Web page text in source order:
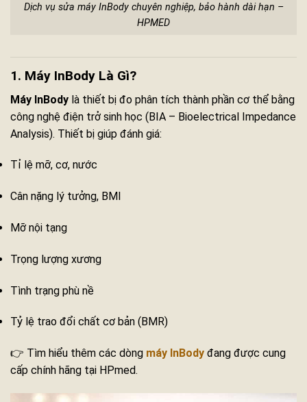
Dịch vụ sửa máy InBody chuyên nghiệp, bảo hành dài hạn –
HPMED
1. Máy InBody Là Gì?
Máy InBody là thiết bị đo phân tích thành phần cơ thể bằng
công nghệ điện trở sinh học (BIA – Bioelectrical Impedance
Analysis). Thiết bị giúp đánh giá:
Tỉ lệ mỡ, cơ, nước
Cân nặng lý tưởng, BMI
Mỡ nội tạng
Trọng lượng xương
Tình trạng phù nề
Tỷ lệ trao đổi chất cơ bản (BMR)
👉 Tìm hiểu thêm các dòng máy InBody đang được cung
cấp chính hãng tại HPmed.